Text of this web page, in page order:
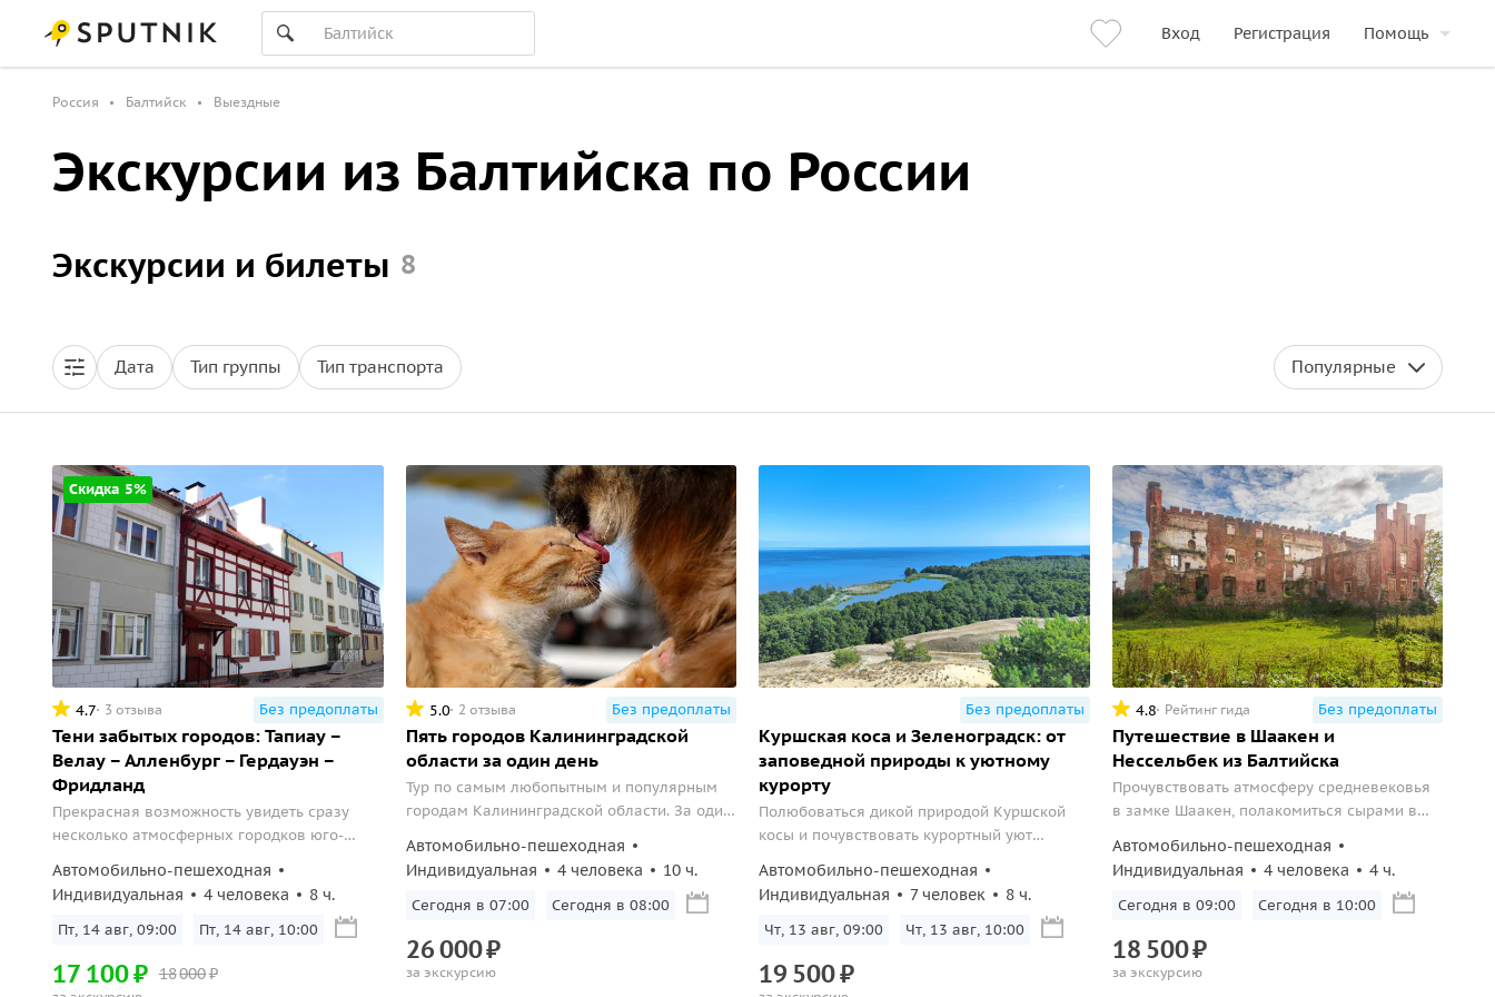
Вход Регистрация Помощь
Россия Балтийск Выездные
Экскурсии из Балтийска по России
Экскурсии и билеты 8
Дата Тип группы Тип транспорта Популярные
Скидка 5%
4.7 3 отзыва Без предоплаты
Тени забытых городов: Тапиау –
Велау – Алленбург – Гердауэн –
Фридланд
Прекрасная возможность увидеть сразу
несколько атмосферных городков юго-
которых сохранились древние памятники
архитектуры.
Автомобильно-пешеходная
Индивидуальная
4 человека 8 ч.
Пт, 14 авг, 09:00 Пт, 14 авг, 10:00
18000₽
17 100₽
5.0 2 отзыва Без предоплаты
Пять городов Калининградской
области за один день
Тур по самым любопытным и популярным
городам Калининградской области. За один
п. Янтарный, Светлогорск и Зеленоградск!
Автомобильно-пешеходная
Индивидуальная
4 человека 10 ч.
Завтра в 07:00 Завтра в 08:00
26000₽
за экскурсию
Без предоплаты
Куршская коса и Зеленоградск: от
заповедной природы к уютному
курорту
Полюбоваться дикой природой Куршской
косы и почувствовать курортный уют
Автомобильно-пешеходная
Индивидуальная
7 человек 8 ч.
Чт, 13 авг, 09:00 Чт, 13 авг, 10:00
19 500₽
4.8 Рейтинг гида Без предоплаты
Путешествие в Шаакен и
Нессельбек из Балтийска
Прочувствовать атмосферу средневековья
в замке Шаакен, полакомиться сырами в
Нессельбек.
Автомобильно-пешеходная
Индивидуальная
4 человека 4 ч.
Завтра в 09:00 Завтра в 10:00
18 500₽
за экскурсию